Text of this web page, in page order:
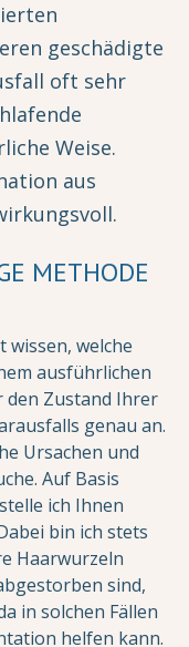
geschädigte
oft sehr
Weise.
aus
METHODE
wissen, welche
ausführlichen
den Zustand Ihrer
genau an.
Ursachen und
Auf Basis
ich Ihnen
bin ich stets
Haarwurzeln
sind,
in solchen Fällen
helfen kann.